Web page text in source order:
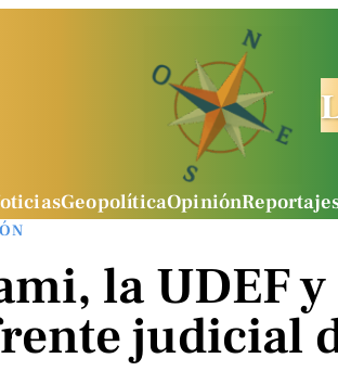
GeopolíticaOpinión
la UDEF
judicial